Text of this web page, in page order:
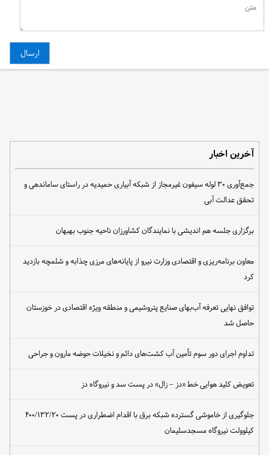
آخرین اخبار
جمع‌آوری ۳۰ لوله سیفون غیرمجاز از شبکه آبیاری حمیدیه در راستای ساماندهی و
تحقق عدالت آبی
برگزاری جلسه هم اندیشی با نمایندگان کشاورزان ناحیه جنوب بهبهان
معاون برنامه‌ریزی و اقتصادی وزارت نیرو از پایانه‌های مرزی چذابه و شلمچه بازدید
کرد
توافق نهایی تعرفه آب‌بهای صنایع پتروشیمی و منطقه ویژه اقتصادی در خوزستان
حاصل شد
تداوم اجرای دور سوم تأمین آب کشت‌های دائم و نخیلات حوضه مارون و جراحی
تعویض کلید هوایی خط «دز – زال» در پست سد و نیروگاه دز
جلوگیری از خاموشی گسترده شبکه برق با اقدام اضطراری در پست ۴۰۰/۱۳۲/۲۰
کیلوولت نیروگاه مسجدسلیمان